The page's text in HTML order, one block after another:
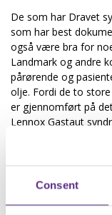
Consent
De som har Dravet
som har best
også være bra for
Landmark og andre
pårørende og
olje. Fordi de to
er gjennomført på
Lennox Gastaut
på SSE har jobbet
skal behandle med
– Det er slett ikke
mer oppmerksomhet